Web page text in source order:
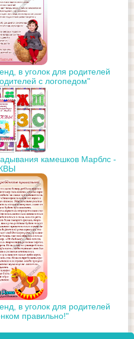
в уголок для родителей
с логопедом"
камешков Марблс -
в уголок для родителей
правильно!"